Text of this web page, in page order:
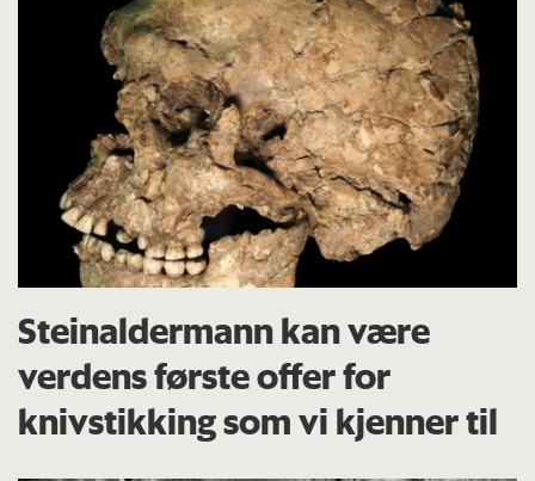
Steinaldermann kan være
verdens første offer for
knivstikking som vi kjenner til